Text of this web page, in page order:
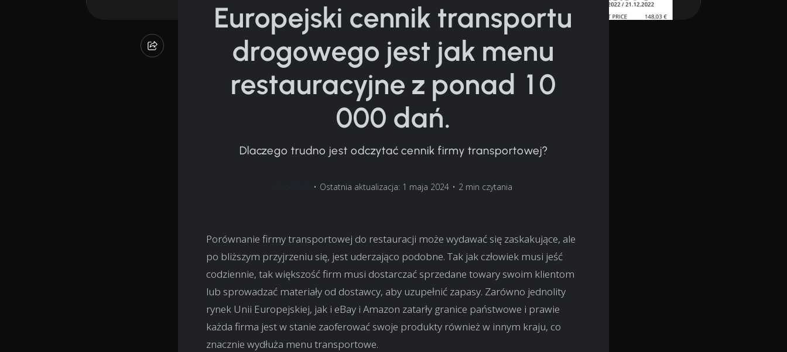
Europejski cennik transportu
drogowego jest jak menu
restauracyjne z ponad 10
000 dań.
Dlaczego trudno jest odczytać cennik firmy transportowej?
• Ostatnia aktualizacja: 1 maja 2024 • 2 min czytania
Porównanie firmy transportowej do restauracji może wydawać się zaskakujące, ale
po bliższym przyjrzeniu się, jest uderzająco podobne. Tak jak człowiek musi jeść
codziennie, tak większość firm musi dostarczać sprzedane towary swoim klientom
lub sprowadzać materiały od dostawcy, aby uzupełnić zapasy. Zarówno jednolity
rynek Unii Europejskiej, jak i eBay i Amazon zatarły granice państwowe i prawie
każda firma jest w stanie zaoferować swoje produkty również w innym kraju, co
znacznie wydłuża menu transportowe.